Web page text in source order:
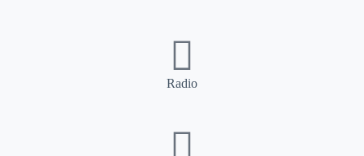
Radio